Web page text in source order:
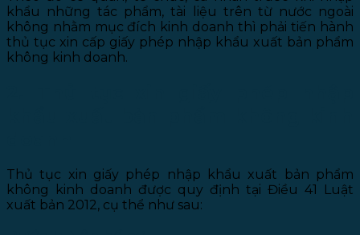
khẩu những tác phẩm, tài liệu trên từ nước ngoài
không nhằm mục đích kinh doanh thì phải tiến hành
thủ tục xin cấp giấy phép nhập khẩu xuất bản phẩm
không kinh doanh.
Thủ tục xin giấy phép nhập khẩu xuất bản phẩm
không kinh doanh được quy định tại Điều 41 Luật
xuất bản 2012, cụ thể như sau: